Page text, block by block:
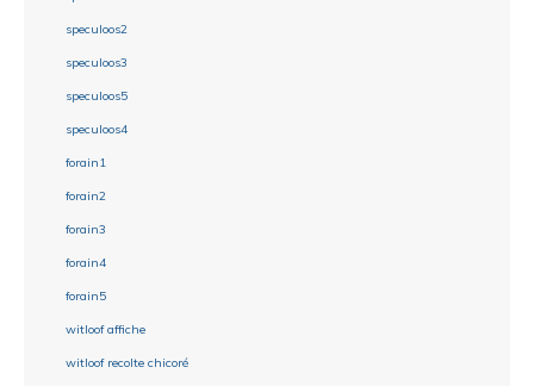
speculoos2
speculoos3
speculoos5
speculoos4
forain1
forain2
forain3
forain4
forain5
witloof affiche
witloof recolte chicoré